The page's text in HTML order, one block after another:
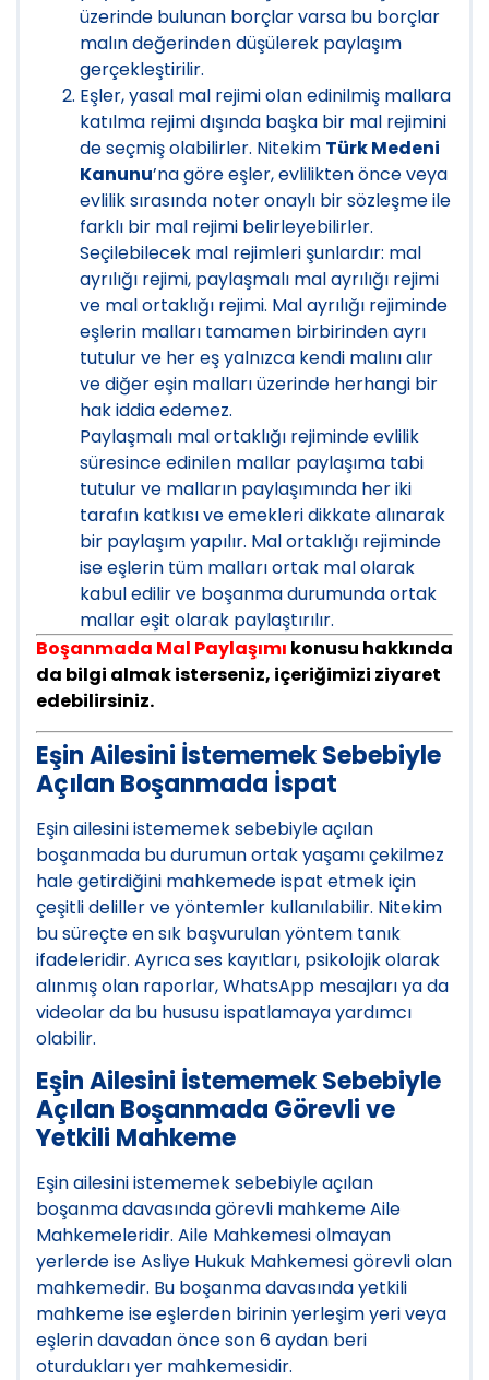
üzerinde bulunan borçlar varsa bu borçlar
malın değerinden düşülerek paylaşım
gerçekleştirilir.
Eşler, yasal mal rejimi olan edinilmiş mallara
katılma rejimi dışında başka bir mal rejimini
de seçmiş olabilirler. Nitekim Türk Medeni
Kanunu’na göre eşler, evlilikten önce veya
evlilik sırasında noter onaylı bir sözleşme ile
farklı bir mal rejimi belirleyebilirler.
Seçilebilecek mal rejimleri şunlardır: mal
ayrılığı rejimi, paylaşmalı mal ayrılığı rejimi
ve mal ortaklığı rejimi. Mal ayrılığı rejiminde
eşlerin malları tamamen birbirinden ayrı
tutulur ve her eş yalnızca kendi malını alır
ve diğer eşin malları üzerinde herhangi bir
hak iddia edemez.
Paylaşmalı mal ortaklığı rejiminde evlilik
süresince edinilen mallar paylaşıma tabi
tutulur ve malların paylaşımında her iki
tarafın katkısı ve emekleri dikkate alınarak
bir paylaşım yapılır. Mal ortaklığı rejiminde
ise eşlerin tüm malları ortak mal olarak
kabul edilir ve boşanma durumunda ortak
mallar eşit olarak paylaştırılır.
Boşanmada Mal Paylaşımı konusu hakkında
da bilgi almak isterseniz, içeriğimizi ziyaret
edebilirsiniz.
Eşin Ailesini İstememek Sebebiyle
Açılan Boşanmada İspat
Eşin ailesini istememek sebebiyle açılan
boşanmada bu durumun ortak yaşamı çekilmez
hale getirdiğini mahkemede ispat etmek için
çeşitli deliller ve yöntemler kullanılabilir. Nitekim
bu süreçte en sık başvurulan yöntem tanık
ifadeleridir. Ayrıca ses kayıtları, psikolojik olarak
alınmış olan raporlar, WhatsApp mesajları ya da
videolar da bu hususu ispatlamaya yardımcı
olabilir.
Eşin Ailesini İstememek Sebebiyle
Açılan Boşanmada Görevli ve
Yetkili Mahkeme
Eşin ailesini istememek sebebiyle açılan
boşanma davasında görevli mahkeme Aile
Mahkemeleridir. Aile Mahkemesi olmayan
yerlerde ise Asliye Hukuk Mahkemesi görevli olan
mahkemedir. Bu boşanma davasında yetkili
mahkeme ise eşlerden birinin yerleşim yeri veya
eşlerin davadan önce son 6 aydan beri
oturdukları yer mahkemesidir.